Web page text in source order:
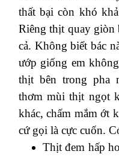
thất bại còn khó
Riêng thịt quay
cả. Không biết bác
ướp giống em
thịt bên trong pha
thơm mùi thịt ngọt
khác, chấm mắm ớt
cứ gọi là cực cuốn.
Thịt đem hấp